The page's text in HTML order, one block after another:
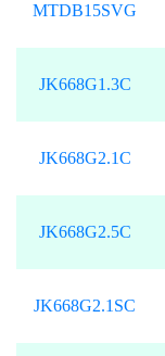
MTDB15SVG
JK668G1.3C
JK668G2.1C
JK668G2.5C
JK668G2.1SC